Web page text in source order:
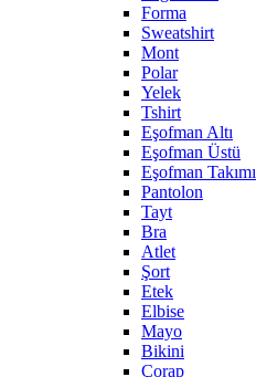
Forma
Sweatshirt
Mont
Polar
Yelek
Tshirt
Eşofman Altı
Eşofman Üstü
Eşofman Takımı
Pantolon
Tayt
Bra
Atlet
Şort
Etek
Elbise
Mayo
Bikini
Çorap